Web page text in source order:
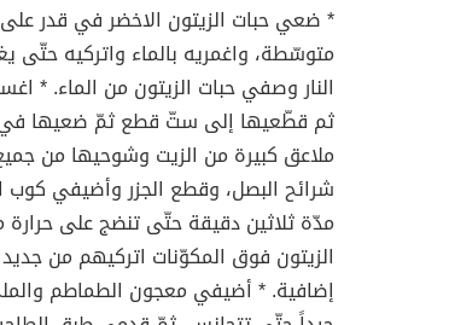
* ضعي حبات الزيتون الاخضر في قدر على
متوسّطة، واغمريه بالماء واتركيه حتّى
النار وصفي حبات الزيتون من الماء. *
ثم قطّعيها إلى ستّ قطع ثمّ ضعيها في
ملاعق كبيرة من الزيت وشوحيها من
شرائح البصل، وقطع الجزر وأضيفي كوب
مدّة ثلاثين دقيقة حتّى تنضج على
الزيتون فوق المكوّنات اتركيهم من
إضافية. * أضيفي معجون الطماطم